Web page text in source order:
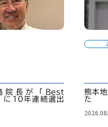
院長が「Best
10年連続選出
熊本
た